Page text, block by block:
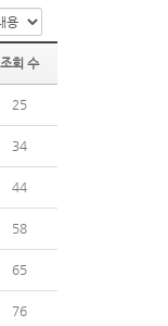
조회 수
25
34
44
58
65
76